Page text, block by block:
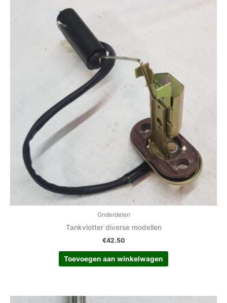
Onderdelen
Tankvlotter diverse modellen
€42.50
Toevoegen aan winkelwagen